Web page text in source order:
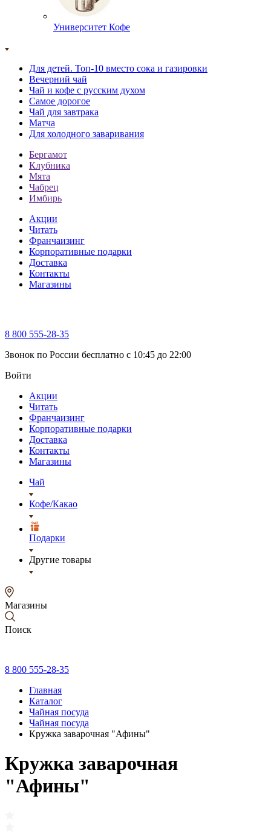
Университет Кофе
Для детей. Топ-10 вместо сока и газировки
Вечерний чай
Чай и кофе с русским духом
Самое дорогое
Чай для завтрака
Матча
Для холодного заваривания
Бергамот
Клубника
Мята
Чабрец
Имбирь
Акции
Читать
Франчаизинг
Корпоративные подарки
Доставка
Контакты
Магазины
8 800 555-28-35
Звонок по России бесплатно c 10:45 до 22:00
Войти
Акции
Читать
Франчаизинг
Корпоративные подарки
Доставка
Контакты
Магазины
Чай
Кофе/Какао
Подарки
Другие товары
Магазины
Поиск
8 800 555-28-35
Главная
Каталог
Чайная посуда
Чайная посуда
Кружка заварочная "Афины"
Кружка заварочная
"Афины"